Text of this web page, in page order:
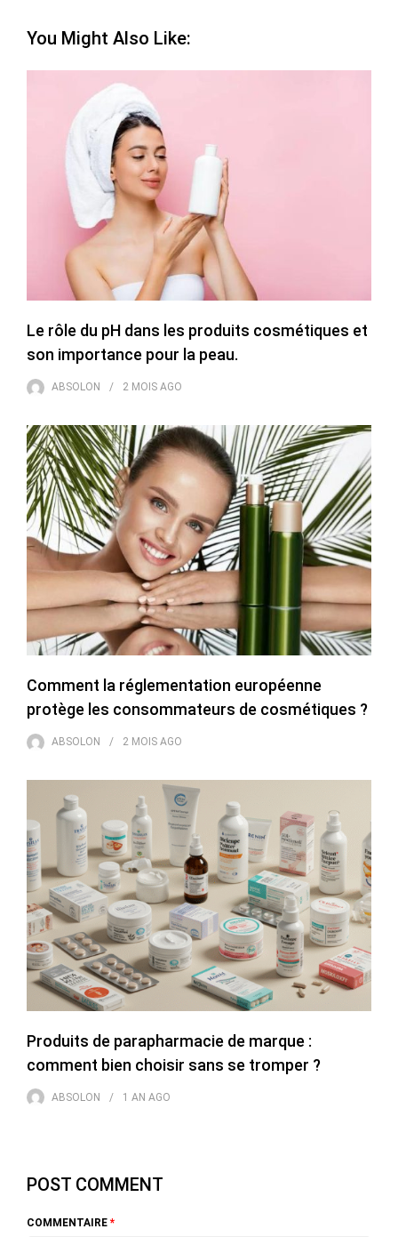
You Might Also Like:
Le rôle du pH dans les produits cosmétiques et
son importance pour la peau.
ABSOLON 2 MOIS AGO
Comment la réglementation européenne
protège les consommateurs de cosmétiques ?
ABSOLON 2 MOIS AGO
Produits de parapharmacie de marque :
comment bien choisir sans se tromper ?
ABSOLON 1 AN AGO
POST COMMENT
COMMENTAIRE *